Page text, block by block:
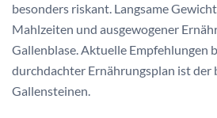
besonders riskant. Langsame
Mahlzeiten und ausgewogener
Gallenblase. Aktuelle Empfehlungen
durchdachter Ernährungsplan ist der
Gallensteinen.